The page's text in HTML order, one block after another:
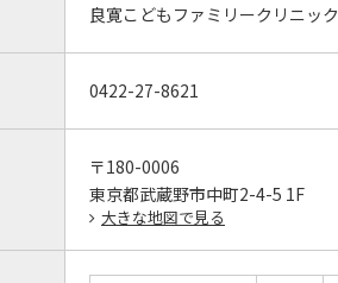
良寛こどもファミリークリニック
0422-27-8621
〒180-0006
東京都武蔵野市中町2-4-5 1F
大きな地図で見る